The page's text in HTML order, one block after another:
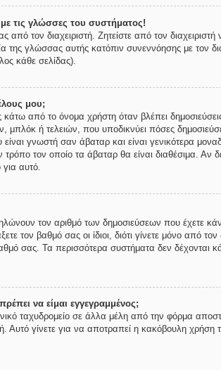
τις γλώσσες του συστήματος!
τον διαχειριστή. Ζητείστε από τον
της γλώσσας αυτής κατόπιν συνεννόησης με τον
κάθε σελίδας).
μου;
από το όνομα χρήστη όταν βλέπει
ή τελειών, που υποδικνύει πόσες
γνωστή σαν άβαταρ και είναι γενικότερα
τρόπο τον οποίο τα άβαταρ θα είναι διαθέσιμα. Αν
αυτό.
τον αριθμό των δημοσιεύσεων που έχετε
τον βαθμό σας οι ίδιοι, διότι γίνετε μόνο από
σας. Τα περισσότερα συστήματα δεν δέχονται
να είμαι εγγεγραμμένος;
ταχυδρομείο σε άλλα μέλη από την φόρμα
Αυτό γίνετε για να αποτραπεί η κακόβουλη